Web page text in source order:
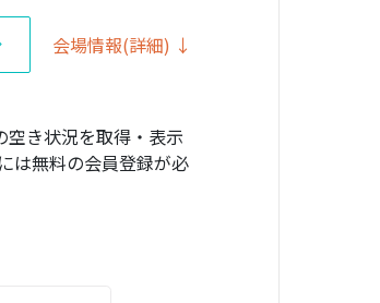
会場情報(詳細) ↓
き状況を取得・表示
は無料の会員登録が必